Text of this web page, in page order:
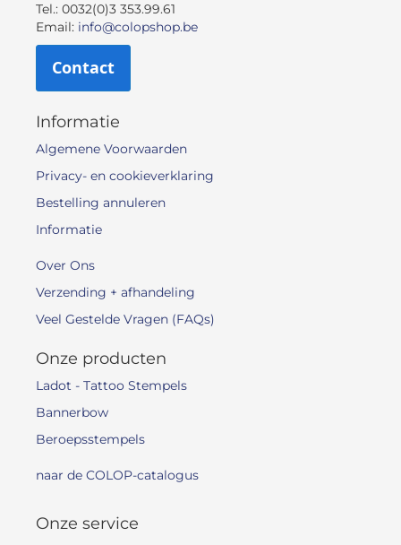
Tel.: 0032(0)3 353.99.61
Email: info@colopshop.be
Contact
Informatie
Algemene Voorwaarden
Privacy- en cookieverklaring
Bestelling annuleren
Informatie
Over Ons
Verzending + afhandeling
Veel Gestelde Vragen (FAQs)
Onze producten
Ladot - Tattoo Stempels
Bannerbow
Beroepsstempels
naar de COLOP-catalogus
Onze service